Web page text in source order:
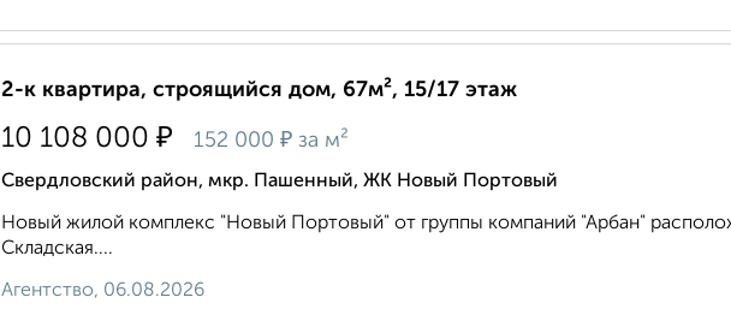
2-к квартира, строящийся дом, 67м², 15/17 этаж
10 108 000 ₽ 152 000 ₽ за м²
Свердловский район, мкр. Пашенный, ЖК Новый Портовый
Новый жилой комплекс "Новый Портовый" от группы компаний "Арбан"
Складская....
Агентство, 06.08.2026